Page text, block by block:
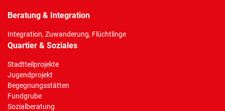
Beratung & Integration
Integration, Zuwanderung, Flüchtlinge
Quartier & Soziales
Stadtteilprojekte
Jugendprojekt
Begegnungsstätten
Fundgrube
Sozialberatung